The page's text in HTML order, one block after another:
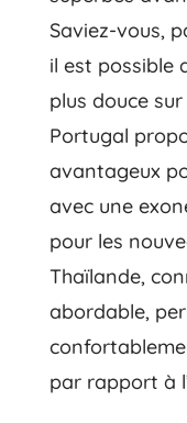
Saviez-vous,
il est possible
plus douce
Portugal
avantageux
avec une
pour les
Thaïlande,
abordable,
par rapport à